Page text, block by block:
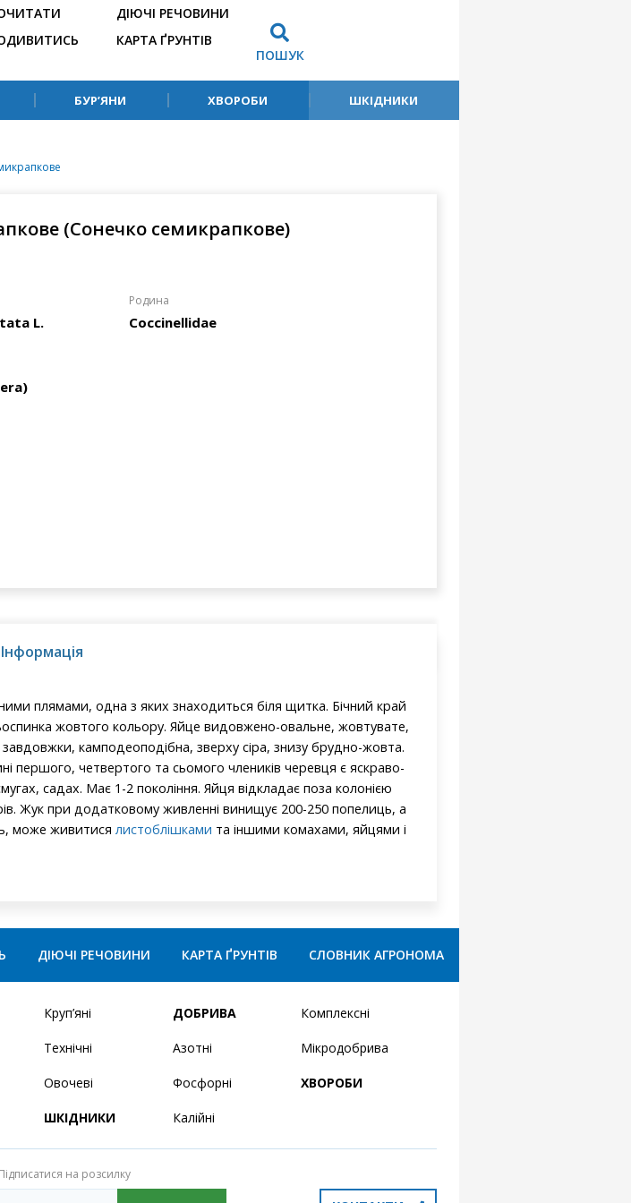
ДІЮЧІ РЕЧОВИНИ
КАРТА ҐРУНТІВ
ПОШУК
БУР’ЯНИ ХВОРОБИ ШКІДНИКИ
(Сонечко семикрапкове)
L.
Родина
Coccinellidae
Інформація
плямами, одна з яких знаходиться біля щитка. Бічний край
жовтого кольору. Яйце видовжено-овальне, жовтувате,
камподеоподібна, зверху сіра, знизу брудно-жовта.
першого, четвертого та сьомого члеників черевця є яскраво-
садах. Має 1-2 покоління. Яйця відкладає поза колонією
Жук при додатковому живленні винищує 200-250 попелиць, а
може живитися листоблішками та іншими комахами, яйцями і
ДІЮЧІ РЕЧОВИНИ КАРТА ҐРУНТІВ СЛОВНИК АГРОНОМА
Круп’яні
Технічні
Овочеві
ШКІДНИКИ
ДОБРИВА
Азотні
Фосфорні
Калійні
Комплексні
Мікродобрива
ХВОРОБИ
Підписатися на розсилку